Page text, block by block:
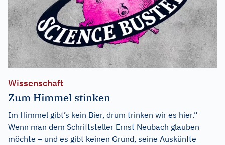
Wissenschaft
Zum Himmel stinken
Im Himmel gibt’s kein Bier, drum trinken wir es hier.“
Wenn man dem Schriftsteller Ernst Neubach glauben
möchte – und es gibt keinen Grund, seine Auskünfte